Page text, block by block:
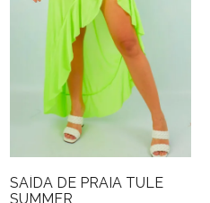
SAÍDA DE PRAIA TULE
SUMMER